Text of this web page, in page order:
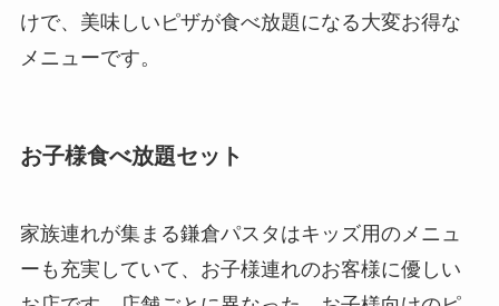
けで、美味しいピザが食べ放題になる大変お得な
メニューです。
お子様食べ放題セット
家族連れが集まる鎌倉パスタはキッズ用のメニュ
ーも充実していて、お子様連れのお客様に優しい